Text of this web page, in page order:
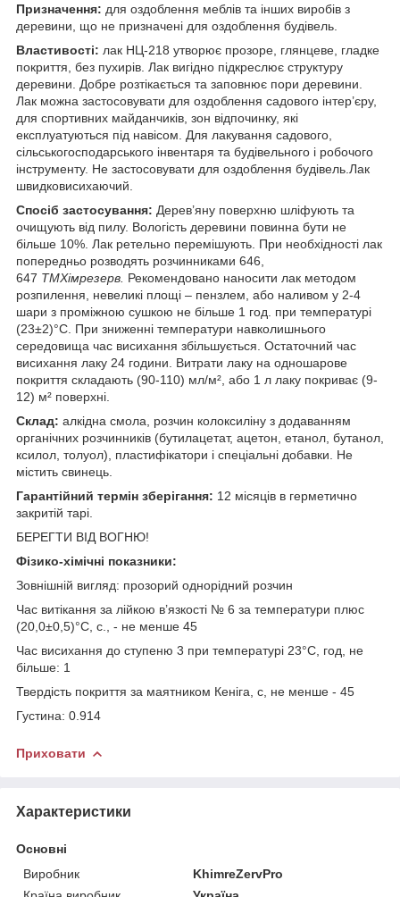
Призначення: для оздоблення меблів та інших виробів з
деревини, що не призначені для оздоблення будівель.
Властивості: лак НЦ-218 утворює прозоре, глянцеве, гладке
покриття, без пухирів. Лак вигідно підкреслює структуру
деревини. Добре розтікається та заповнює пори деревини.
Лак можна застосовувати для оздоблення садового інтер’єру,
для спортивних майданчиків, зон відпочинку, які
експлуатуються під навісом. Для лакування садового,
сільськогосподарського інвентаря та будівельного і робочого
інструменту. Не застосовувати для оздоблення будівель.Лак
швидковисихаючий.
Спосіб застосування: Дерев’яну поверхню шліфують та
очищують від пилу. Вологість деревини повинна бути не
більше 10%. Лак ретельно перемішують. При необхідності лак
попередньо розводять розчинниками 646,
647 ТМХімрезерв. Рекомендовано наносити лак методом
розпилення, невеликі площі – пензлем, або наливом у 2-4
шари з проміжною сушкою не більше 1 год. при температурі
(23±2)°С. При зниженні температури навколишнього
середовища час висихання збільшується. Остаточний час
висихання лаку 24 години. Витрати лаку на одношарове
покриття складають (90-110) мл/м², або 1 л лаку покриває (9-
12) м² поверхні.
Склад: алкідна смола, розчин колоксиліну з додаванням
органічних розчинників (бутилацетат, ацетон, етанол, бутанол,
ксилол, толуол), пластифікатори і спеціальні добавки. Не
містить свинець.
Гарантійний термін зберігання: 12 місяців в герметично
закритій тарі.
БЕРЕГТИ ВІД ВОГНЮ!
Фізико-хімічні показники:
Зовнішній вигляд: прозорий однорідний розчин
Час витікання за лійкою в’язкості № 6 за температури плюс
(20,0±0,5)°С, с., - не менше 45
Час висихання до ступеню 3 при температурі 23°С, год, не
більше: 1
Твердість покриття за маятником Кеніга, с, не менше - 45
Густина: 0.914
Приховати
Характеристики
Основні
Виробник
KhimreZervPro